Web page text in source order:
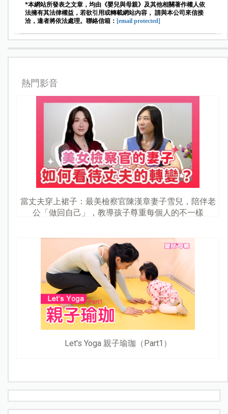
*本網站所發表之文章，均由《嬰兒與母親》及其他相關著作權人依
法擁有其法律權益，若欲引用或轉載網站內容， 請與本公司來信接
洽，違者將依法處理。聯絡信箱： [email protected]
熱門影音
當丈夫穿上裙子：最美檢察官陳漢章妻子雪兒，陪伴老
公「做回自己」，教導孩子尊重每個人的不一樣
Let's Yoga 親子瑜珈（Part1）